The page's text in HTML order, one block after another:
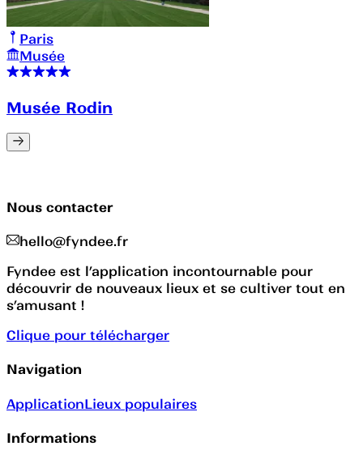
Paris
Musée
Musée Rodin
Nous contacter
hello@fyndee.fr
Fyndee est l’application incontournable pour
découvrir de nouveaux lieux et se cultiver tout en
s’amusant !
Clique pour télécharger
Navigation
ApplicationLieux populaires
Informations